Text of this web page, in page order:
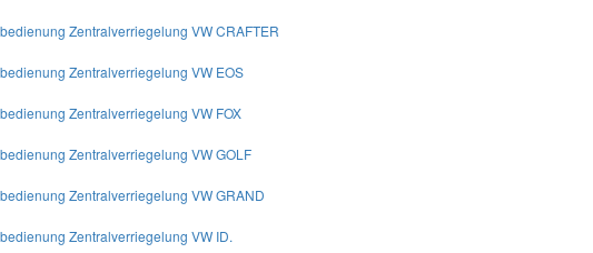
Zentralverriegelung VW CRAFTER
Zentralverriegelung VW EOS
Zentralverriegelung VW FOX
Zentralverriegelung VW GOLF
Zentralverriegelung VW GRAND
Zentralverriegelung VW ID.